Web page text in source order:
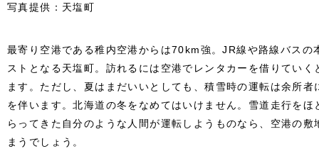
写真提供：天塩町
最寄り空港である稚内空港からは70km強。JR線や路線バスの
ストとなる天塩町。訪れるには空港でレンタカーを借りてい
ます。ただし、夏はまだいいとしても、積雪時の運転は余所
を伴います。北海道の冬をなめてはいけません。雪道走行を
らってきた自分のような人間が運転しようものなら、空港の
まうでしょう。